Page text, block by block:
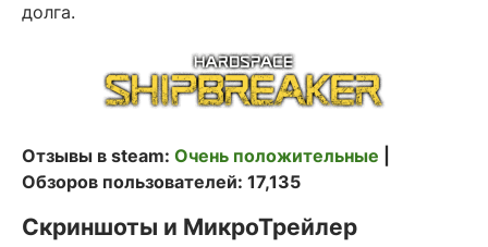
долга.
Отзывы в steam: Очень положительные
Обзоров пользователей: 17,135
Скриншоты и МикроТрейлер